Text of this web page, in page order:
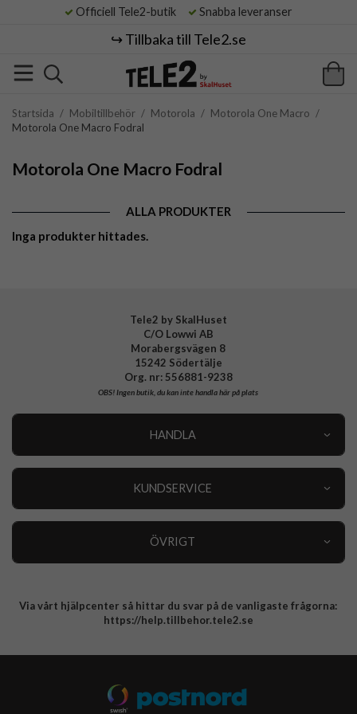
Officiell Tele2-butik Snabba leveranser
↪️ Tillbaka till Tele2.se
Startsida / Mobiltillbehör / Motorola / Motorola One Macro /
Motorola One Macro Fodral
Motorola One Macro Fodral
ALLA PRODUKTER
Inga produkter hittades.
Tele2 by SkalHuset
C/O Lowwi AB
Morabergsvägen 8
15242 Södertälje
Org. nr: 556881-9238
OBS!Ingen butik, du kan inte handla här på plats
HANDLA
KUNDSERVICE
ÖVRIGT
Integritetspolicy
Via vårt hjälpcenter så hittar du svar på de vanligaste frågorna:
https://help.tillbehor.tele2.se